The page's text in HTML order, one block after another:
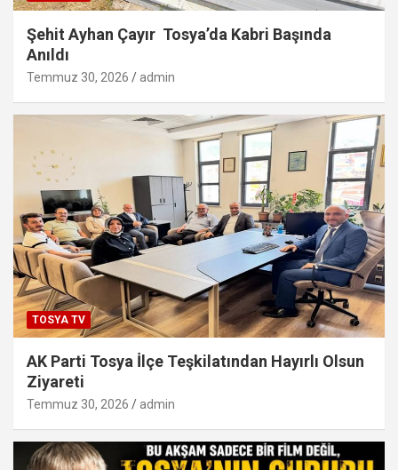
Şehit Ayhan Çayır Tosya’da Kabri Başında
Anıldı
Temmuz 30, 2026 admin
TOSYA TV
AK Parti Tosya İlçe Teşkilatından Hayırlı Olsun
Ziyareti
Temmuz 30, 2026 admin